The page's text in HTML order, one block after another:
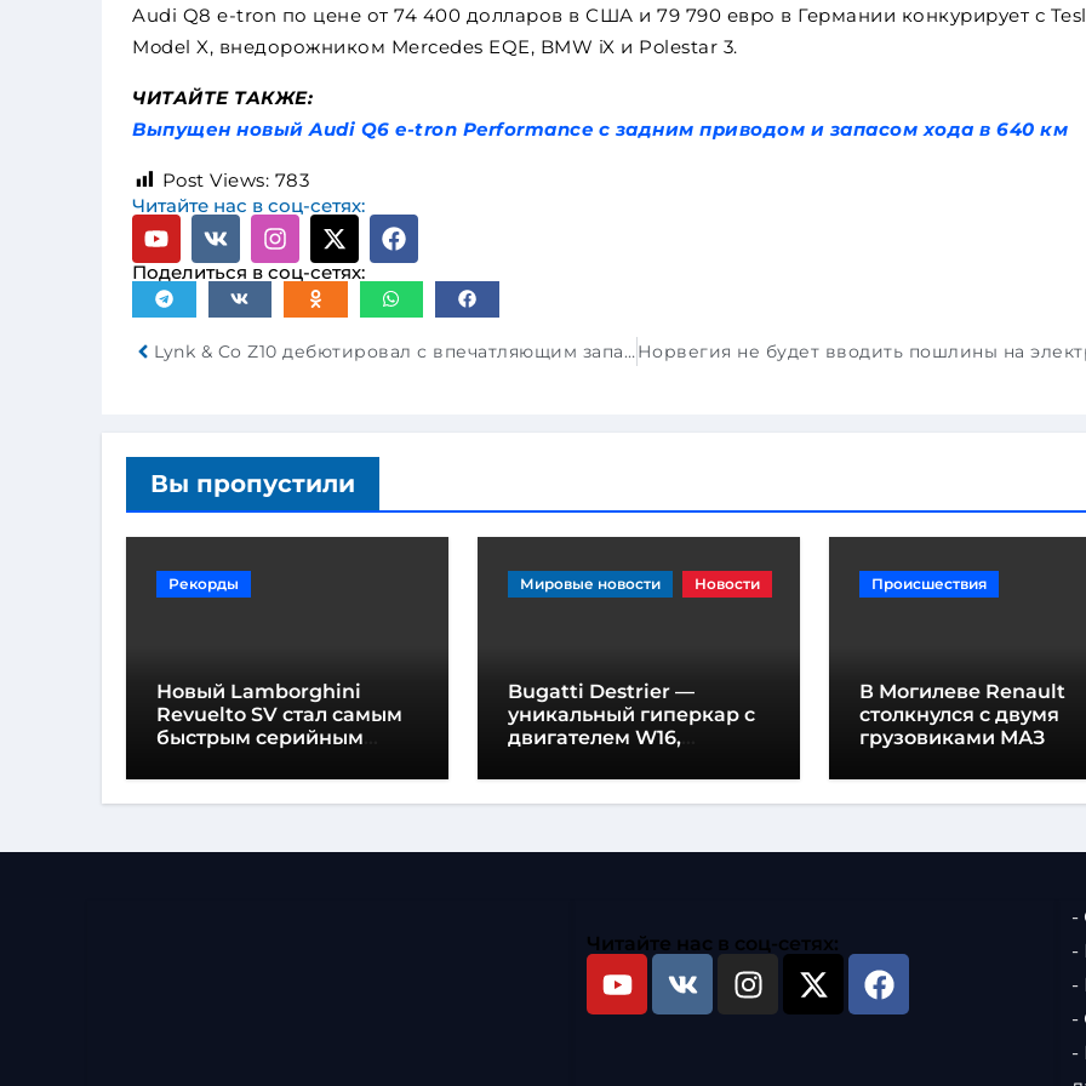
Audi Q8 e-tron по цене от 74 400 долларов в США и 79 790 евро в Германии конкурирует с
Model X, внедорожником Mercedes EQE, BMW iX и Polestar 3.
ЧИТАЙТЕ ТАКЖЕ:
Выпущен новый Audi Q6 e-tron Performance с задним приводом и запасом хода в 640 км
Post Views: 783
Читайте нас в соц-сетях:
Поделиться в соц-сетях:
Lynk & Co Z10 дебютировал с впечатляющим запасом хода и быстрой зарядкой
Вы пропустили
Рекорды
Новый Lamborghini
Revuelto SV стал самым
быстрым серийным
Хоккенхайме
Мировые новости Новости
Bugatti Destrier —
уникальный гиперкар с
двигателем W16,
лошадиных сил и
высотой всего один метр
Происшествия
В Могилеве Renault
столкнулся с двумя
грузовиками МАЗ
Читайте нас в соц-сетях:
-
-
-
-
-